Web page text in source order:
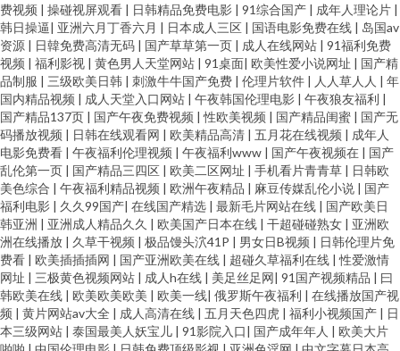
费视频 | 操碰视屏观看 | 日韩精品免费电影 | 91综合国产 | 成年人理论片 |
韩日操逼| 亚洲六月丁香六月 | 日本成人三区 | 国语电影免费在线 | 岛国av
资源 | 日韓免费高清无码 | 国产草草第一页 | 成人在线网站 | 91福利免费
视频 | 福利影视 | 黄色男人天堂网站 | 91桌面| 欧美性爱小说网址 | 国产精
品制服 | 三级欧美日韩 | 刺激牛牛国产免费 | 伦理片软件 | 人人草人人 | 年
国内精品视频 | 成人天堂入口网站 | 午夜韩国伦理电影 | 午夜狼友福利 |
国产精品137页 | 国产午夜免费视频 |性欧美视频 | 国产精品闺蜜 | 国产无
码播放视频 | 日韩在线观看网 | 欧美精品高清 | 五月花在线视频 | 成年人
电影免费看 | 午夜福利伦理视频 | 午夜福利www | 国产午夜视频在 | 国产
乱伦第一页 | 国产精品三四区 | 欧美二区网址 | 手机看片青青草 | 日韩欧
美色综合 | 午夜福利精品视频 | 欧洲午夜精品 | 麻豆传媒乱伦小说 | 国产
福利电影 | 久久99国产| 在线国产精选 | 最新毛片网站在线 | 国产欧美日
韩亚洲 | 亚洲成人精品久久 | 欧美国产日本在线 | 干超碰碰熟女 | 亚洲欧
洲在线播放 | 久草干视频 | 极品馒头泬41P | 男女日B视频 | 日韩伦理片免
费看 | 欧美插插插网 | 国产亚洲欧美在线 | 超碰久草福利在线 |性爱激情
网址 | 三极黄色视频网站 | 成人h在线 | 美足丝足网| 91国产视频精品 | 曰
韩欧美在线 | 欧美欧美欧美 | 欧美一线| 俄罗斯午夜福利 | 在线播放国产视
频 | 黄片网站av大全 | 成人高清在线 | 五月天色四虎 | 福利小视频国产 | 日
本三级网站 | 泰国最美人妖宝儿 | 91影院入口| 国产成年年人 | 欧美大片